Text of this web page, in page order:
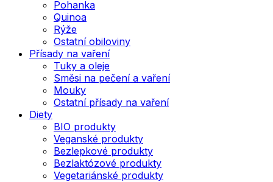
Pohanka
Quinoa
Rýže
Ostatní obiloviny
Přísady na vaření
Tuky a oleje
Směsi na pečení a vaření
Mouky
Ostatní přísady na vaření
Diety
BIO produkty
Veganské produkty
Bezlepkové produkty
Bezlaktózové produkty
Vegetariánské produkty